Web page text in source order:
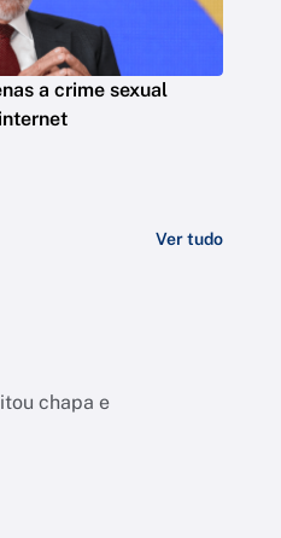
a crime sexual
Ver tudo
chapa e